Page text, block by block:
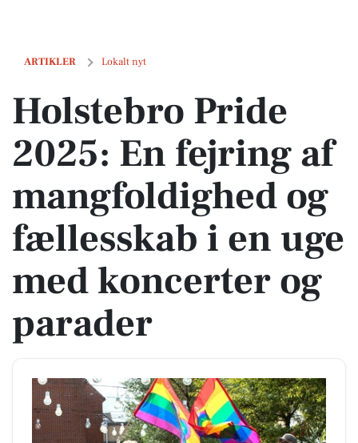
ARTIKLER Lokalt nyt
Holstebro Pride 2025: En fejring af mangfoldighed og fællesskab i
Holstebro Pride
2025: En fejring af
mangfoldighed og
fællesskab i en uge
med koncerter og
parader